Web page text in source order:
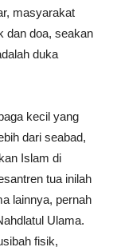
masyarakat
dan doa, seakan
duka
kecil yang
dari seabad,
Islam di
tua inilah
lainnya, pernah
Ulama.
fisik,